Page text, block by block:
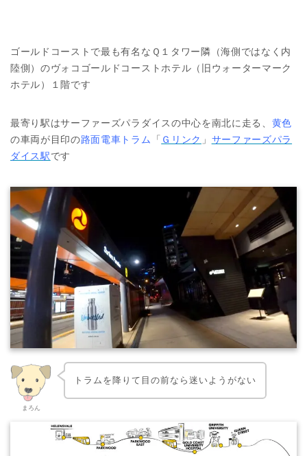
ゴールドコーストで最も有名なＱ１タワー隣（海側ではなく内
陸側）のヴォコゴールドコーストホテル（旧ウォーターマーク
ホテル）１階です
最寄り駅はサーファーズパラダイスの中心を南北に走る、 黄色
の車両が目印の路面電車トラム 「 Ｇリンク 」 サーファーズパラ
ダイス駅 です
まろん
トラムを降りて目の前なら迷いようがない